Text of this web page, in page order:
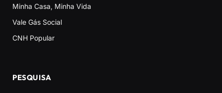
Minha Casa, Minha Vida
Vale Gás Social
CNH Popular
PESQUISA